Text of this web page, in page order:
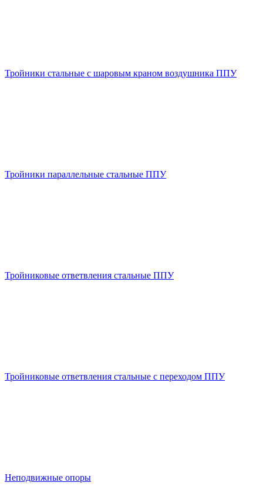
Тройники стальные с шаровым краном воздушника ППУ
Тройники параллельные стальные ППУ
Тройниковые ответвления стальные ППУ
Тройниковые ответвления стальные с переходом ППУ
Неподвижные опоры